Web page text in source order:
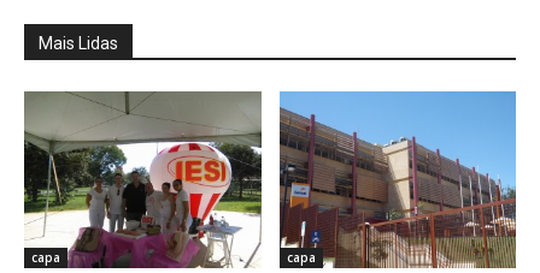
Mais Lidas
capa capa